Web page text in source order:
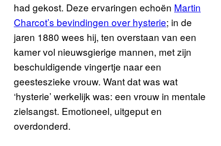
had gekost. Deze ervaringen echoën Martin
Charcot’s bevindingen over hysterie; in de
jaren 1880 wees hij, ten overstaan van een
kamer vol nieuwsgierige mannen, met zijn
beschuldigende vingertje naar een
geesteszieke vrouw. Want dat was wat
‘hysterie’ werkelijk was: een vrouw in mentale
zielsangst. Emotioneel, uitgeput en
overdonderd.